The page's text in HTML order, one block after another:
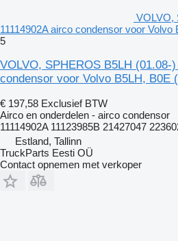
VOLVO,
11114902A airco condensor voor Volvo
5
VOLVO, SPHEROS B5LH (01.08-
condensor voor Volvo B5LH, B0E
€ 197,58 Exclusief BTW
Airco en onderdelen - airco condensor
11114902A 11123985B 21427047
Estland, Tallinn
TruckParts Eesti OÜ
Contact opnemen met verkoper